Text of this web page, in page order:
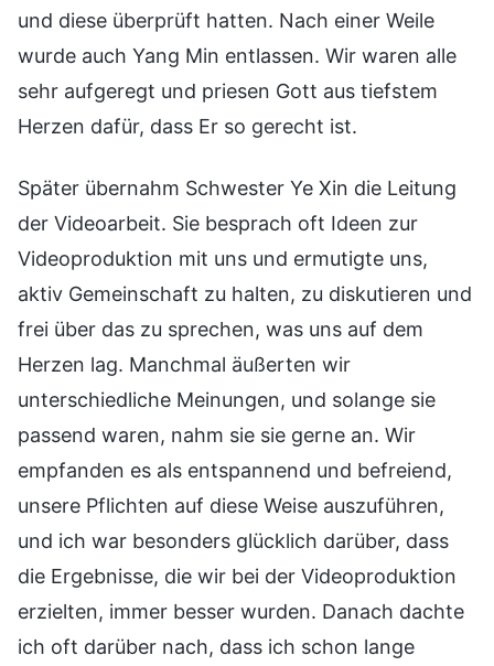
und diese überprüft hatten. Nach einer Weile
wurde auch Yang Min entlassen. Wir waren alle
sehr aufgeregt und priesen Gott aus tiefstem
Herzen dafür, dass Er so gerecht ist.
Später übernahm Schwester Ye Xin die Leitung
der Videoarbeit. Sie besprach oft Ideen zur
Videoproduktion mit uns und ermutigte uns,
aktiv Gemeinschaft zu halten, zu diskutieren und
frei über das zu sprechen, was uns auf dem
Herzen lag. Manchmal äußerten wir
unterschiedliche Meinungen, und solange sie
passend waren, nahm sie sie gerne an. Wir
empfanden es als entspannend und befreiend,
unsere Pflichten auf diese Weise auszuführen,
und ich war besonders glücklich darüber, dass
die Ergebnisse, die wir bei der Videoproduktion
erzielten, immer besser wurden. Danach dachte
ich oft darüber nach, dass ich schon lange